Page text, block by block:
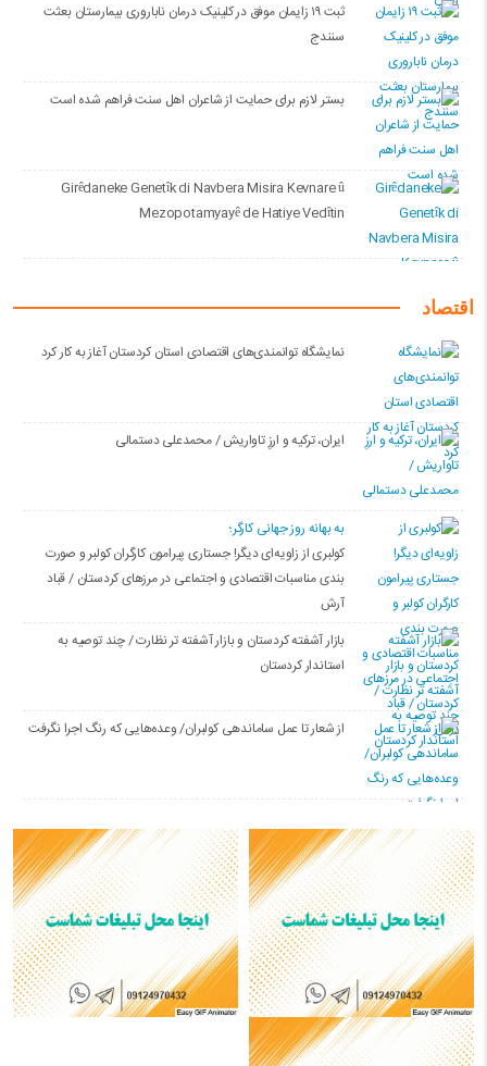
ثبت ۱۹ زایمان موفق در کلینیک درمان ناباروری بیمارستان بعثت
سنندج
بستر لازم برای حمایت از شاعران اهل سنت فراهم شده است
Girêdaneke Genetîk di Navbera Misira Kevnare û
Mezopotamyayê de Hatiye Vedîtin
اقتصاد
نمایشگاه توانمندی‌های اقتصادی استان کردستان آغاز به کار کرد
ایران، ترکیه و ارزِ تاواریش / محمدعلی دستمالی
به بهانه روز جهانی کارگر؛
کولبری از زاویه‌ای دیگر! جستاری پیرامون کارگران کولبر و صورت
بندی مناسبات اقتصادی و اجتماعی در مرزهای کردستان / قباد
آرش
بازار آشفته کردستان و بازار آشفته­ تر نظارت / چند توصیه به
استاندار کردستان
از شعار تا عمل ساماندهی کولبران/ وعده‌هایی که رنگ اجرا نگرفت